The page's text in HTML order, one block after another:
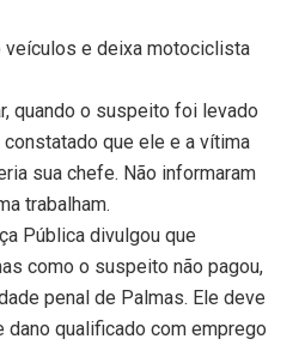
veículos e deixa motociclista
quando o suspeito foi levado
que ele e a vítima
sua chefe. Não informaram
trabalham.
Pública divulgou que
como o suspeito não pagou,
penal de Palmas. Ele deve
qualificado com emprego